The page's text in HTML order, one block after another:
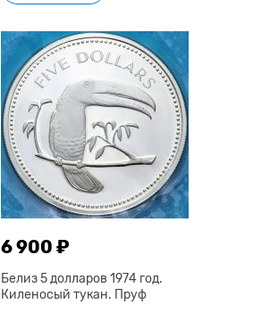
6 900 ₽
Белиз 5 долларов 1974 год.
Киленосый тукан. Пруф